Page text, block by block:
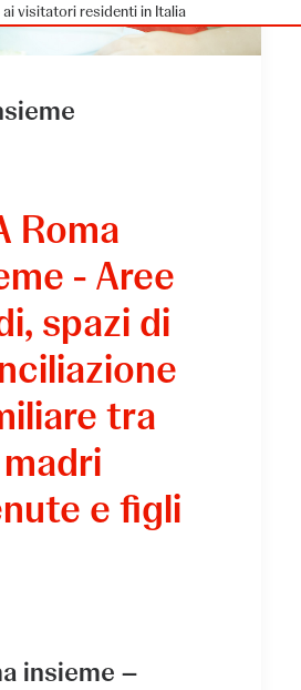
visitatori residenti in Italia
Roma
- Aree
spazi di
tra
madri
e figli
insieme –